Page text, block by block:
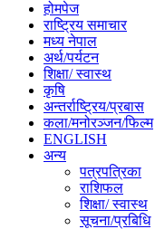
होमपेज
राष्ट्रिय समाचार
मध्य नेपाल
अर्थ/पर्यटन
शिक्षा/ स्वास्थ
कृषि
अन्तर्राष्ट्रिय/प्रबास
कला/मनोरञ्जन/फिल्म
ENGLISH
अन्य
पत्रपत्रिका
राशिफल
शिक्षा/ स्वास्थ
सूचना/प्रबिधि